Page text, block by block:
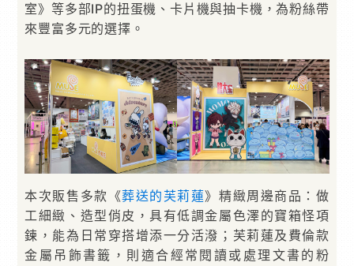
室》等多部IP的扭蛋機、卡片機與抽卡機，為粉絲帶
來豐富多元的選擇。
本次販售多款《葬送的芙莉蓮》精緻周邊商品：做
工細緻、造型俏皮，具有低調金屬色澤的寶箱怪項
鍊，能為日常穿搭增添一分活潑；芙莉蓮及費倫款
金屬吊飾書籤，則適合經常閱讀或處理文書的粉